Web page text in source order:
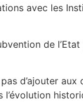
avec les
de
d’ajouter